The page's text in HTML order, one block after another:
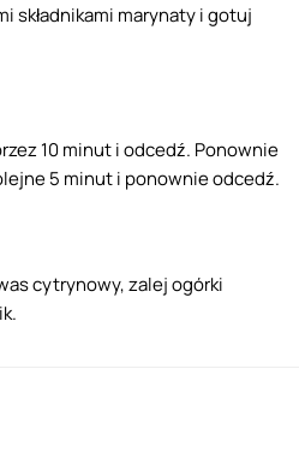
składnikami marynaty i gotuj
10 minut i odcedź. Ponownie
5 minut i ponownie odcedź.
cytrynowy, zalej ogórki